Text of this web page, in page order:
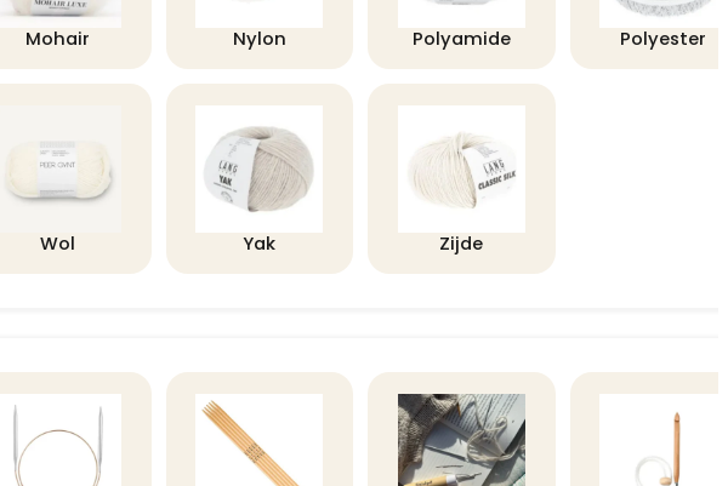
Mohair Nylon Polyamide Polyester
Wol Yak Zijde